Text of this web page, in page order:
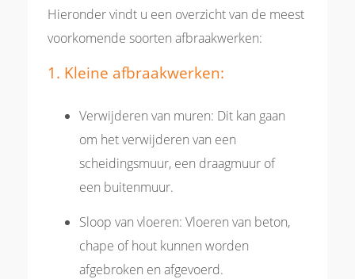
Hieronder vindt u een overzicht van de meest
voorkomende soorten afbraakwerken:
1. Kleine afbraakwerken:
Verwijderen van muren: Dit kan gaan
om het verwijderen van een
scheidingsmuur, een draagmuur of
een buitenmuur.
Sloop van vloeren: Vloeren van beton,
chape of hout kunnen worden
afgebroken en afgevoerd.